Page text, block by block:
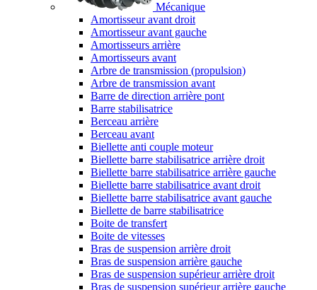
Mécanique
Amortisseur avant droit
Amortisseur avant gauche
Amortisseurs arrière
Amortisseurs avant
Arbre de transmission (propulsion)
Arbre de transmission avant
Barre de direction arrière pont
Barre stabilisatrice
Berceau arrière
Berceau avant
Biellette anti couple moteur
Biellette barre stabilisatrice arrière droit
Biellette barre stabilisatrice arrière gauche
Biellette barre stabilisatrice avant droit
Biellette barre stabilisatrice avant gauche
Biellette de barre stabilisatrice
Boite de transfert
Boite de vitesses
Bras de suspension arrière droit
Bras de suspension arrière gauche
Bras de suspension supérieur arrière droit
Bras de suspension supérieur arrière gauche